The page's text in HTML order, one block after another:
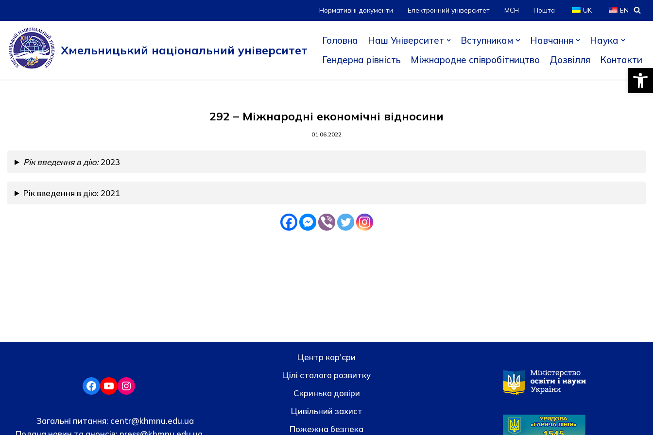
Перейти
до
вмісту
Нормативні документи Електронний університет МСН Пошта UK EN
Хмельницький національний університет
Головна Наш Університет Вступникам Навчання
Наука
Гендерна рівність
Міжнародне співробітництво Дозвілля Контакти
292 – Міжнародні економічні відносини
01.06.2022
Рік введення в дію:2023
Рік введення в дію: 2021
Загальні питання: centr@khmnu.edu.ua
Центр кар’єри
Цілі сталого розвитку
Скринька довiри
Цивільний захист
Пожежна безпека